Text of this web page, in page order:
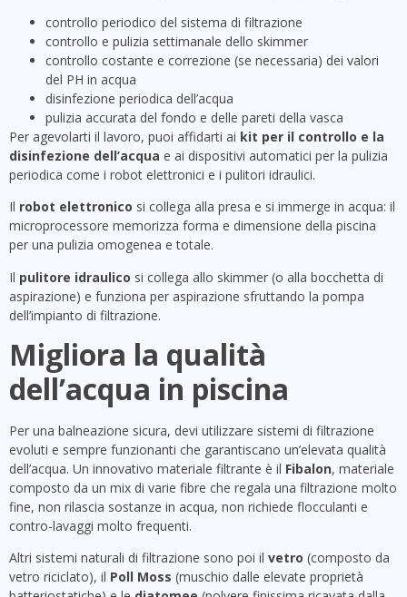
controllo periodico del sistema di filtrazione
controllo e pulizia settimanale dello skimmer
controllo costante e correzione (se necessaria) dei valori
del PH in acqua
disinfezione periodica dell’acqua
pulizia accurata del fondo e delle pareti della vasca
Per agevolarti il lavoro, puoi affidarti ai kit per il controllo e la
disinfezione dell’acqua e ai dispositivi automatici per la pulizia
periodica come i robot elettronici e i pulitori idraulici.
Il robot elettronico si collega alla presa e si immerge in acqua: il
microprocessore memorizza forma e dimensione della piscina
per una pulizia omogenea e totale.
Il pulitore idraulico si collega allo skimmer (o alla bocchetta di
aspirazione) e funziona per aspirazione sfruttando la pompa
dell’impianto di filtrazione.
Migliora la qualità
dell’acqua in piscina
Per una balneazione sicura, devi utilizzare sistemi di filtrazione
evoluti e sempre funzionanti che garantiscano un’elevata qualità
dell’acqua. Un innovativo materiale filtrante è il Fibalon, materiale
composto da un mix di varie fibre che regala una filtrazione molto
fine, non rilascia sostanze in acqua, non richiede flocculanti e
contro-lavaggi molto frequenti.
Altri sistemi naturali di filtrazione sono poi il vetro (composto da
vetro riciclato), il Poll Moss (muschio dalle elevate proprietà